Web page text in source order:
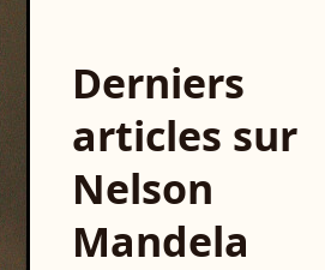
Derniers
articles sur
Nelson
Mandela